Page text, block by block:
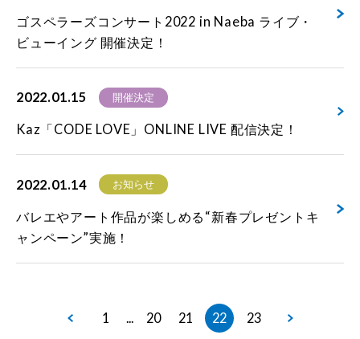
ゴスペラーズコンサート2022 in Naeba ライブ・
ビューイング 開催決定！
2022.01.15 開催決定
Kaz「CODE LOVE」ONLINE LIVE 配信決定！
2022.01.14 お知らせ
バレエやアート作品が楽しめる“新春プレゼントキ
ャンペーン”実施！
1 ... 20 21 22 23